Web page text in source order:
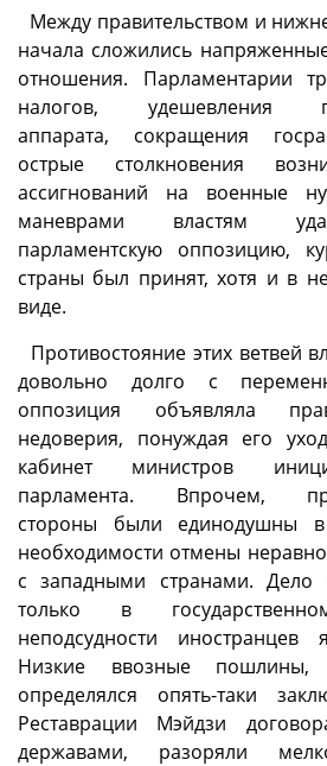
Между правительством и
начала сложились
отношения. Парламентарии
налогов, удешевления
аппарата, сокращения
острые столкновения
ассигнований на военные
маневрами властям
парламентскую оппозицию,
страны был принят, хотя и в
виде.
Противостояние этих ветвей
довольно долго с
оппозиция объявляла
недоверия, понуждая его
кабинет министров
парламента. Впрочем,
стороны были единодушны
необходимости отмены
с западными странами.
только в
неподсудности иностранцев
Низкие ввозные пошлины,
определялся опять-таки
Реставрации Мэйдзи
державами, разоряли